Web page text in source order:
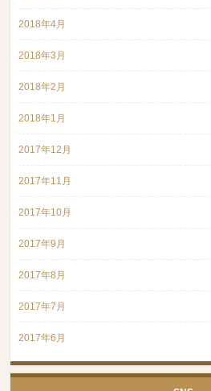
2018年4月
2018年3月
2018年2月
2018年1月
2017年12月
2017年11月
2017年10月
2017年9月
2017年8月
2017年7月
2017年6月